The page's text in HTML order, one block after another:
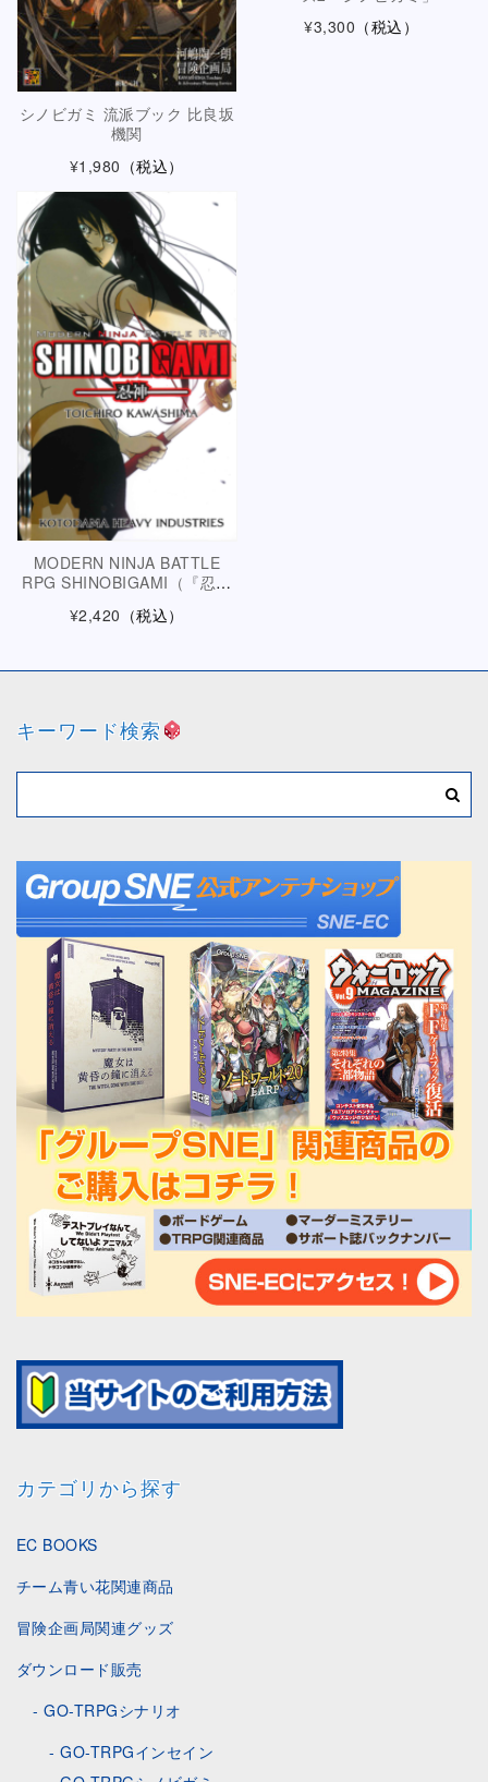
シノビガミ 流派ブック 比良坂
機関
¥1,980 （税込）
¥3,300 （税込）
MODERN NINJA BATTLE
RPG SHINOBIGAMI（『忍術
語版）
¥2,420 （税込）
キーワード検索
カテゴリから探す
EC BOOKS
チーム青い花関連商品
冒険企画局関連グッズ
ダウンロード販売
GO-TRPGシナリオ
GO-TRPGインセイン